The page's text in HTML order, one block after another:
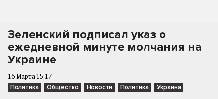
Зеленский подписал указ о
ежедневной минуте молчания на
Украине
16 Марта 15:17
Политика Общество Новости Политика Украина